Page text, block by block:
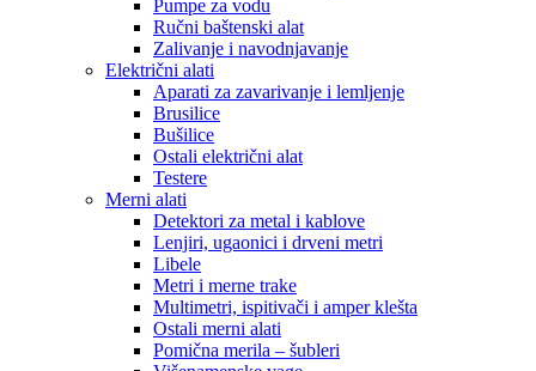
Pumpe za vodu
Ručni baštenski alat
Zalivanje i navodnjavanje
Električni alati
Aparati za zavarivanje i lemljenje
Brusilice
Bušilice
Ostali električni alat
Testere
Merni alati
Detektori za metal i kablove
Lenjiri, ugaonici i drveni metri
Libele
Metri i merne trake
Multimetri, ispitivači i amper klešta
Ostali merni alati
Pomična merila – šubleri